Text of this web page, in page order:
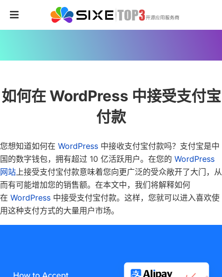
如何在 WordPress 中接受支付宝
付款
您想知道如何在 WordPress 中接收支付宝付款吗？支付宝是中
国的数字钱包，拥有超过 10 亿活跃用户。在您的 WordPress
网站 上接受支付宝付款意味着您向更广泛的受众敞开了大门，从
而有可能增加您的销售额。在本文中，我们将解释如何
在 WordPress 中接受支付宝付款。这样，您就可以进入喜欢使
用这种支付方式的大量用户市场。